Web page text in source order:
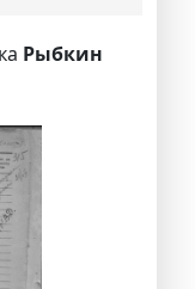
Рыбкин